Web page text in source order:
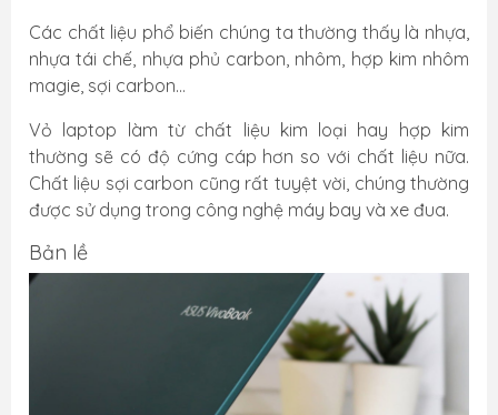
Các chất liệu phổ biến chúng ta thường thấy là nhựa,
nhựa tái chế, nhựa phủ carbon, nhôm, hợp kim nhôm
magie, sợi carbon…
Vỏ laptop làm từ chất liệu kim loại hay hợp kim
thường sẽ có độ cứng cáp hơn so với chất liệu nữa.
Chất liệu sợi carbon cũng rất tuyệt vời, chúng thường
được sử dụng trong công nghệ máy bay và xe đua.
Bản lề